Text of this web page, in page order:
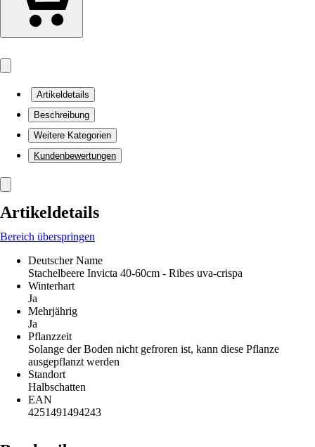
Artikeldetails
Beschreibung
Weitere Kategorien
Kundenbewertungen
Artikeldetails
Bereich überspringen
Deutscher Name
Stachelbeere Invicta 40-60cm - Ribes uva-crispa
Winterhart
Ja
Mehrjährig
Ja
Pflanzzeit
Solange der Boden nicht gefroren ist, kann diese Pflanze
ausgepflanzt werden
Standort
Halbschatten
EAN
4251491494243